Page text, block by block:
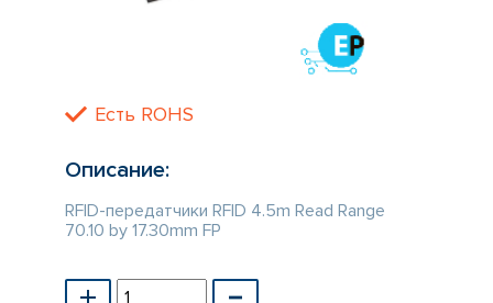
Есть ROHS
Описание:
RFID-передатчики RFID 4.5m Read Range
70.10 by 17.30mm FP